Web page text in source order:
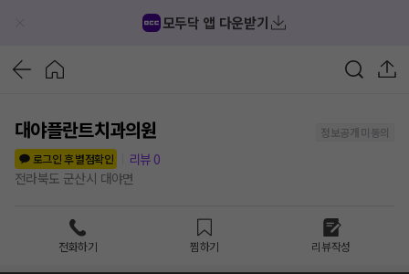
모두닥 앱 다운받기
대야플란트치과의원
정보공개 미동의
로그인 후 별점확인
리뷰 0
전라북도 군산시 대야면
전화하기 찜하기 리뷰작성